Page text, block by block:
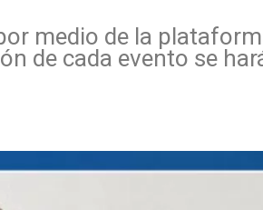
medio de la
de cada evento se